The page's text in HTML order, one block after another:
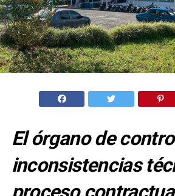
El órgano de
inconsistencias